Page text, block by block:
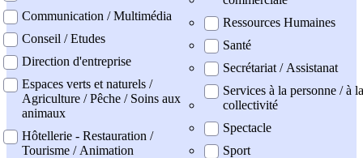
Communication / Multimédia
Conseil / Etudes
Direction d'entreprise
Espaces verts et naturels /
Agriculture / Pêche / Soins aux
animaux
Hôtellerie - Restauration /
Tourisme / Animation
Ressources Humaines
Santé
Secrétariat / Assistanat
Services à la personne / à la
collectivité
Spectacle
Sport